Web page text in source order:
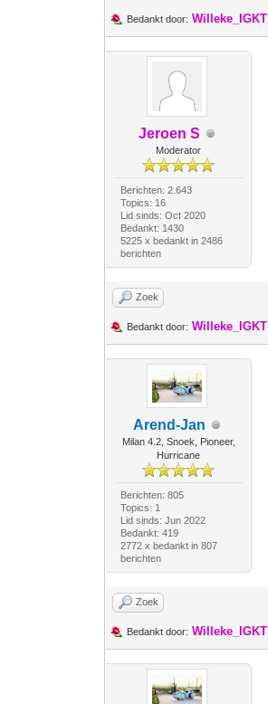
Bedankt door: Willeke_IGKT
Jeroen S
Moderator
Berichten: 2.643
Topics: 16
Lid sinds: Oct 2020
Bedankt: 1430
5225 x bedankt in 2486
berichten
Zoek
Bedankt door: Willeke_IGKT
Arend-Jan
Milan 4.2, Snoek, Pioneer,
Hurricane
Berichten: 805
Topics: 1
Lid sinds: Jun 2022
Bedankt: 419
2772 x bedankt in 807
berichten
Zoek
Bedankt door: Willeke_IGKT